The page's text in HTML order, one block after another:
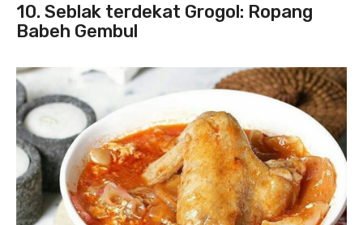
10. Seblak terdekat Grogol: Ropang
Babeh Gembul